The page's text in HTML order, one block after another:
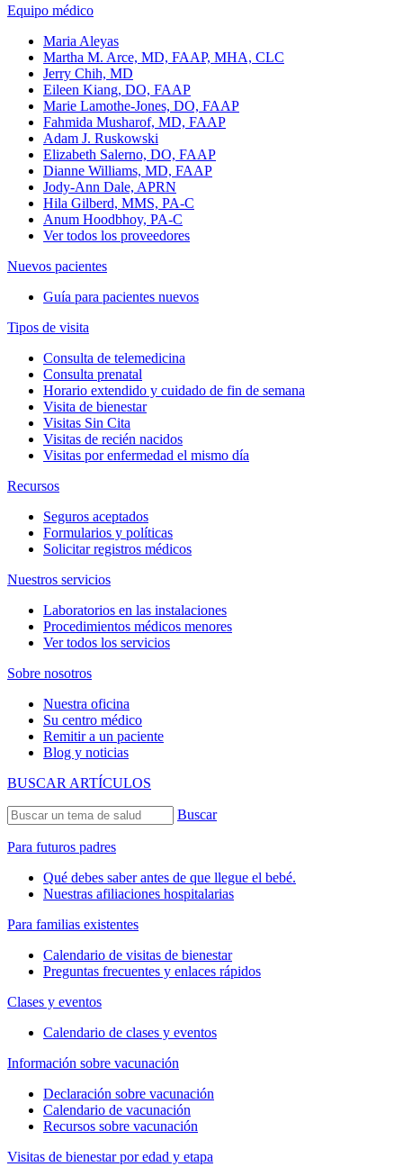
Equipo médico
Maria Aleyas
Martha M. Arce, MD, FAAP, MHA, CLC
Jerry Chih, MD
Eileen Kiang, DO, FAAP
Marie Lamothe-Jones, DO, FAAP
Fahmida Musharof, MD, FAAP
Adam J. Ruskowski
Elizabeth Salerno, DO, FAAP
Dianne Williams, MD, FAAP
Jody-Ann Dale, APRN
Hila Gilberd, MMS, PA-C
Anum Hoodbhoy, PA-C
Ver todos los proveedores
Nuevos pacientes
Guía para pacientes nuevos
Tipos de visita
Consulta de telemedicina
Consulta prenatal
Horario extendido y cuidado de fin de semana
Visita de bienestar
Visitas Sin Cita
Visitas de recién nacidos
Visitas por enfermedad el mismo día
Recursos
Seguros aceptados
Formularios y políticas
Solicitar registros médicos
Nuestros servicios
Laboratorios en las instalaciones
Procedimientos médicos menores
Ver todos los servicios
Sobre nosotros
Nuestra oficina
Su centro médico
Remitir a un paciente
Blog y noticias
BUSCAR ARTÍCULOS
Buscar
Para futuros padres
Qué debes saber antes de que llegue el bebé.
Nuestras afiliaciones hospitalarias
Para familias existentes
Calendario de visitas de bienestar
Preguntas frecuentes y enlaces rápidos
Clases y eventos
Calendario de clases y eventos
Información sobre vacunación
Declaración sobre vacunación
Calendario de vacunación
Recursos sobre vacunación
Visitas de bienestar por edad y etapa